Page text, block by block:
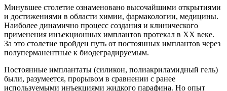
Минувшее столетие ознаменовано высочайшими открытиями
и достижениями в области химии, фармакологии, медицины.
Наиболее динамично процесс создания и клинического
применения инъекционных имплантов протекал в ХХ веке.
За это столетие пройден путь от постоянных имплантов через
полуперманентные к биодеградируемым.
Постоянные имплантаты (силикон, полиакриламидный гель)
были, разумеется, прорывом в сравнении с ранее
используемыми инъекциями жидкого парафина. Но опыт